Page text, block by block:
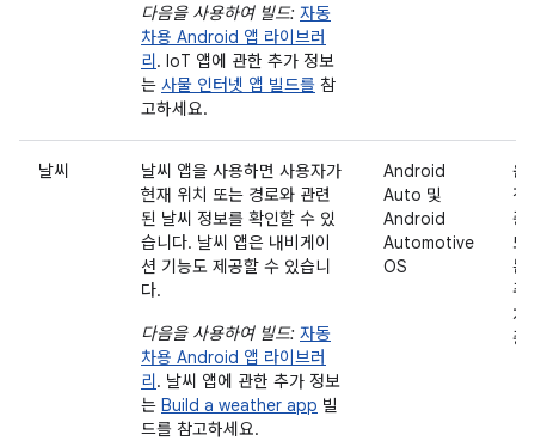
다음을 사용하여 빌드: 자동
차용 Android 앱 라이브러
리. IoT 앱에 관한 추가 정보
는 사물 인터넷 앱 빌드를 참
고하세요.
날씨
날씨 앱을 사용하면 사용자가
현재 위치 또는 경로와 관련
된 날씨 정보를 확인할 수 있
습니다. 날씨 앱은 내비게이
션 기능도 제공할 수 있습니
다.
다음을 사용하여 빌드: 자동
차용 Android 앱 라이브러
리. 날씨 앱에 관한 추가 정보
는 Build a weather app 빌
드를 참고하세요.
Android
Auto 및
Android
Automotive
OS
운
전
중
또
는
주
차
중